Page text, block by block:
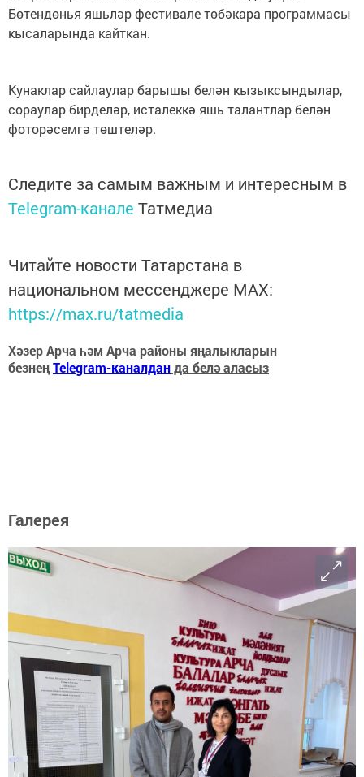
Бөтендөнья яшьләр фестивале төбәкара программасы
кысаларында кайткан.
Кунаклар сайлаулар барышы белән кызыксындылар,
сораулар бирделәр, исталеккә яшь талантлар белән
фоторәсемгә төштеләр.
Следите за самым важным и интересным в
Telegram-канале Татмедиа
Читайте новости Татарстана в
национальном мессенджере MАХ:
https://max.ru/tatmedia
Хәзер Арча һәм Арча районы яңалыкларын
безнеңTelegram-каналданда белә аласыз
Галерея